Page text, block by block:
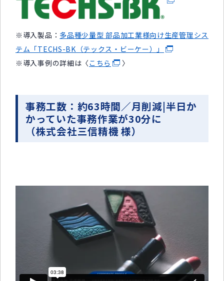
※導入製品： 多品種少量型 部品加工業様向け生産管理シス
テム「TECHS-BK（テックス・ビーケー）」
※導入事例の詳細は〈 こちら 〉
事務工数：約63時間／月削減|半日か
かっていた事務作業が30分に
（株式会社三信精機 様）